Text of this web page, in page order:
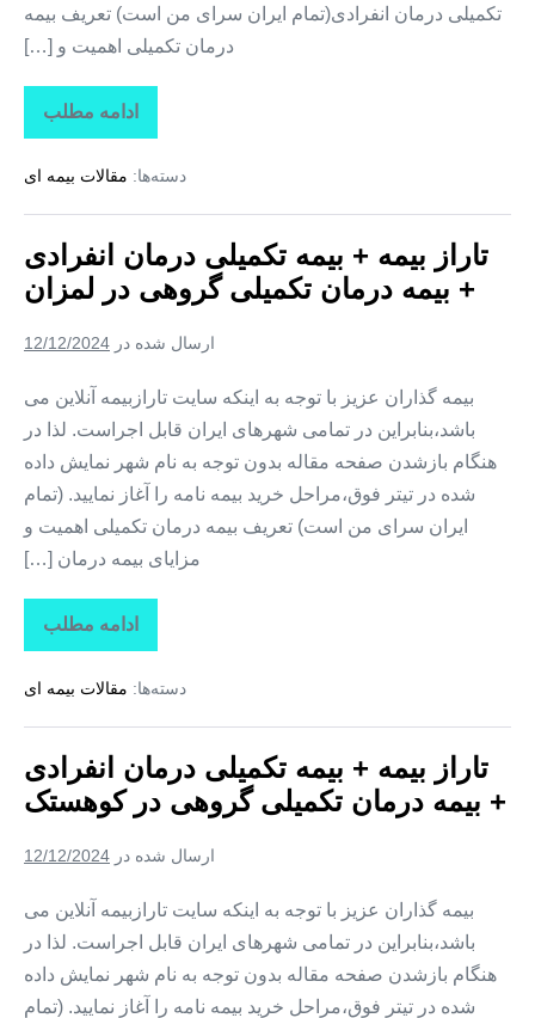
تکمیلی درمان انفرادی(تمام ایران سرای من است) تعریف بیمه
درمان تکمیلی اهمیت و […]
ادامه مطلب
تاراز
بیمه
بیمه
درمان
+
بیمه
درمان
تکمیلی
در
دسته‌ها: مقالات بیمه ای
تاراز بیمه + بیمه تکمیلی درمان انفرادی
+ بیمه درمان تکمیلی گروهی در لمزان
ارسال شده در 12/12/2024
بیمه گذاران عزیز با توجه به اینکه سایت تارازبیمه آنلاین می
باشد،بنابراین در تمامی شهرهای ایران قابل اجراست. لذا در
هنگام بازشدن صفحه مقاله بدون توجه به نام شهر نمایش داده
شده در تیتر فوق،مراحل خرید بیمه نامه را آغاز نمایید. (تمام
ایران سرای من است) تعریف بیمه درمان تکمیلی اهمیت و
مزایای بیمه درمان […]
ادامه مطلب
تاراز
بیمه
بیمه
درمان
+
بیمه
درمان
تکمیلی
در
دسته‌ها: مقالات بیمه ای
تاراز بیمه + بیمه تکمیلی درمان انفرادی
+ بیمه درمان تکمیلی گروهی در کوهستک
ارسال شده در 12/12/2024
بیمه گذاران عزیز با توجه به اینکه سایت تارازبیمه آنلاین می
باشد،بنابراین در تمامی شهرهای ایران قابل اجراست. لذا در
هنگام بازشدن صفحه مقاله بدون توجه به نام شهر نمایش داده
شده در تیتر فوق،مراحل خرید بیمه نامه را آغاز نمایید. (تمام